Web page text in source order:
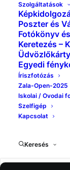
Szolgáltatások
Poszter és
Fotókönyv
Keretezés –
Egyedi
Íriszfotózás
Zala-Open-2025
Iskolai / Ovodai
Szelfigép
Kapcsolat
Keresés